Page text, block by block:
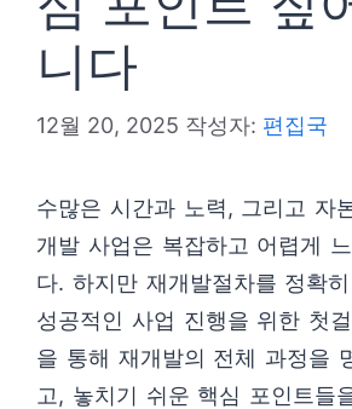
니다
12월 20, 2025 작성자: 편집국
수많은 시간과 노력, 그리고 자
개발 사업은 복잡하고 어렵게
다. 하지만 재개발절차를 정확
성공적인 사업 진행을 위한 첫
을 통해 재개발의 전체 과정을
고, 놓치기 쉬운 핵심 포인트들